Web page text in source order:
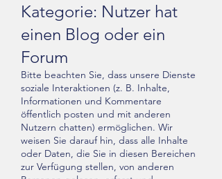
Kategorie: Nutzer hat
einen Blog oder ein
Forum
Bitte beachten Sie, dass unsere Dienste
soziale Interaktionen (z. B. Inhalte,
Informationen und Kommentare
öffentlich posten und mit anderen
Nutzern chatten) ermöglichen. Wir
weisen Sie darauf hin, dass alle Inhalte
oder Daten, die Sie in diesen Bereichen
zur Verfügung stellen, von anderen